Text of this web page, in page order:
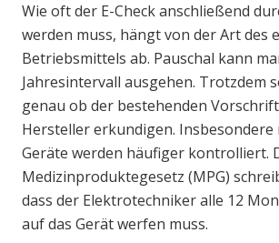
Wie oft der E-Check anschließend
werden muss, hängt von der Art des
Betriebsmittels ab. Pauschal kann
Jahresintervall ausgehen. Trotzdem
genau ob der bestehenden
Hersteller erkundigen. Insbesondere
Geräte werden häufiger kontrolliert.
Medizinproduktegesetz (MPG)
dass der Elektrotechniker alle 12
auf das Gerät werfen muss.